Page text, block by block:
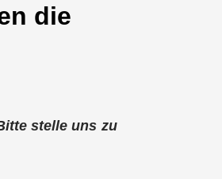
die
stelle uns zu